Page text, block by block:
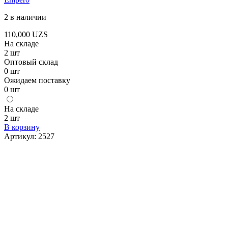
2 в наличии
110,000 UZS
На складе
2 шт
Оптовый склад
0 шт
Ожидаем поставку
0 шт
На складе
2 шт
В корзину
Артикул: 2527